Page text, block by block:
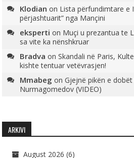
Klodian on Lista përfundimtare e
përjashtuarit” nga Mançini
eksperti on Muçi u prezantua te
sa vite ka nënshkruar
Bradva onSkandali në Paris,
kishte tentuar vetëvrasjen!
Mmabeg onGjejnë pikën e
Nurmagomedov (VIDEO)
ARKIVI
August 2026 (6)